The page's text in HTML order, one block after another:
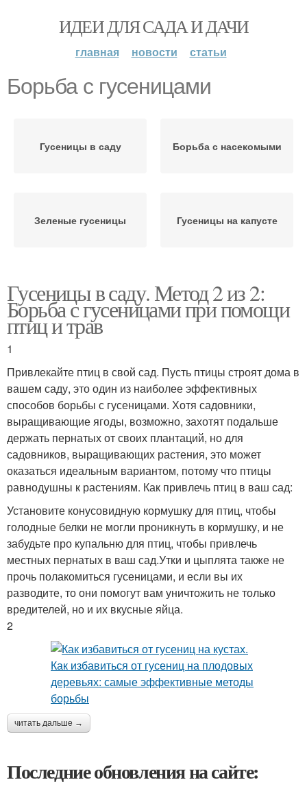
ИДЕИ ДЛЯ САДА И ДАЧИ
главная новости статьи
Борьба с гусеницами
Гусеницы в саду Борьба с насекомыми
Зеленые гусеницы Гусеницы на капусте
Гусеницы в саду. Метод 2 из 2:
Борьба с гусеницами при помощи
птиц и трав
1
Привлекайте птиц в свой сад. Пусть птицы строят дома в
вашем саду, это один из наиболее эффективных
способов борьбы с гусеницами. Хотя садовники,
выращивающие ягоды, возможно, захотят подальше
держать пернатых от своих плантаций, но для
садовников, выращивающих растения, это может
оказаться идеальным вариантом, потому что птицы
равнодушны к растениям. Как привлечь птиц в ваш сад:
Установите конусовидную кормушку для птиц, чтобы
голодные белки не могли проникнуть в кормушку, и не
забудьте про купальню для птиц, чтобы привлечь
местных пернатых в ваш сад.Утки и цыплята также не
прочь полакомиться гусеницами, и если вы их
разводите, то они помогут вам уничтожить не только
вредителей, но и их вкусные яйца.
2
читать дальше →
Последние обновления на сайте: